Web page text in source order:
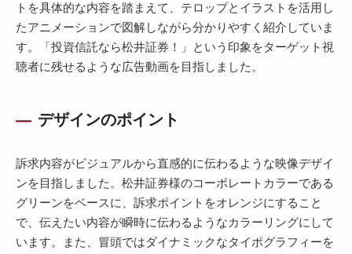
トを具体的な内容を踏まえて、テロップとイラストを活用し
たアニメーションで図解しながら分かりやすく紹介していま
す。「投資信託なら松井証券！」という印象をターゲット視
聴者に残せるような広告動画を目指しました。
デザインのポイント
訴求内容がビジュアルから直感的に伝わるような映像デザイ
ンを目指しました。松井証券様のコーポレートカラーである
グリーンをベースに、訴求ポイントをオレンジにすること
で、伝えたい内容が瞬時に伝わるようなカラーリングにして
います。また、冒頭ではダイナミックなタイポグラフィーを